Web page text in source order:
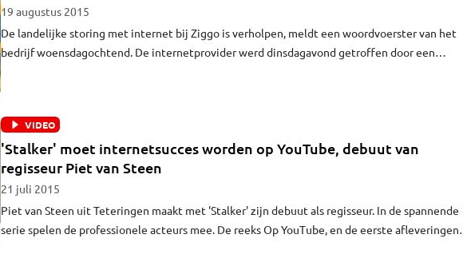
19 augustus 2015
De landelijke storing met internet bij Ziggo is verholpen, meldt een woordvoerster van het
bedrijf woensdagochtend. De internetprovider werd dinsdagavond getroffen door een
VIDEO
'Stalker' moet internetsucces worden op YouTube, debuut van
regisseur Piet van Steen
21 juli 2015
Piet van Steen uit Teteringen maakt met 'Stalker' zijn debuut als regisseur. In de spannende
serie spelen de professionele acteurs mee. De reeks Op YouTube, en de eerste afleveringen